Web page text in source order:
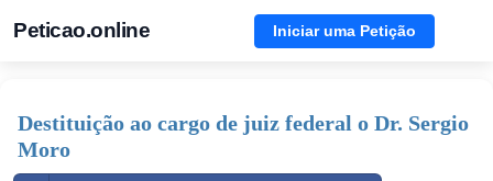
Peticao.online Iniciar uma Petição
Destituição ao cargo de juiz federal o Dr. Sergio
Moro